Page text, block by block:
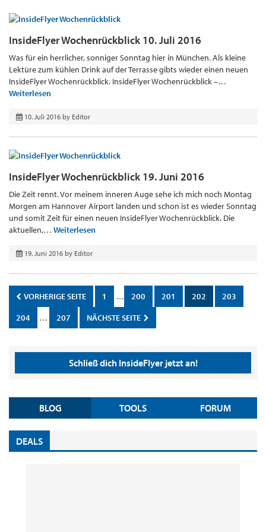
InsideFlyer Wochenrückblick 10. Juli 2016
Was für ein herrlicher, sonniger Sonntag hier in München. Als kleine
Lektüre zum kühlen Drink auf der Terrasse gibts wieder einen neuen
InsideFlyer Wochenrückblick. InsideFlyer Wochenrückblick –…
Weiterlesen
10. Juli 2016 by Editor
InsideFlyer Wochenrückblick 19. Juni 2016
Die Zeit rennt. Vor meinem inneren Auge sehe ich mich noch Montag
Morgen am Hannover Airport landen und schon ist es wieder Sonntag
und somit Zeit für einen neuen InsideFlyer Wochenrückblick. Die
aktuellen,… Weiterlesen
19. Juni 2016 by Editor
VORHERIGE SEITE 1 … 200 201 202
203
204
… 207 NÄCHSTE SEITE
Schließ dich InsideFlyer jetzt an!
BLOG TOOLS FORUM
DEALS